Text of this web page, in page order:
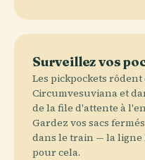
Surveillez vos
Les pickpockets
Circumvesuviana et
de la file d'attente à
Gardez vos sacs
dans le train — la ligne
pour cela.